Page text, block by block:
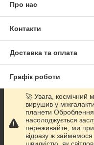
Про нас
Контакти
Доставка та оплата
Графік роботи
Повна версія сайту
Сайт створено на
🚀 Увага, космічний
вирушив у
планети
насолоджується
переживайте, ми
відразу ж